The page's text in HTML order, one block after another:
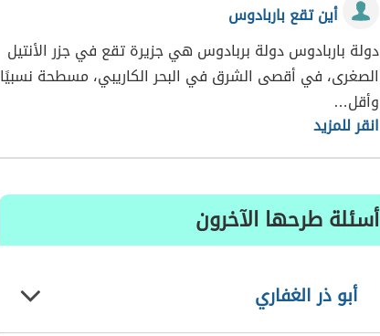
أين تقع باربادوس
دولة باربادوس دولة بربادوس هي جزيرة تقع في جزر الأنتيل
الصغرى، في أقصى الشرق في البحر الكاريبي، مسطحة نسبيًا
وأقل…
انقر للمزيد
أسئلة طرحها الآخرون
أبو ذر الغفاري